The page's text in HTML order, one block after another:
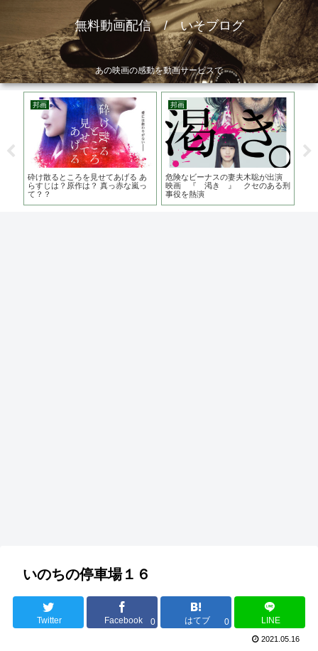
無料動画配信 / いそブログ
あの映画の感動を動画サービスで
邦画
砕け散るところを見せてあげる あ
らすじは？原作は？ 真っ赤な嵐っ
て？？
邦画
危険なビーナスの妻夫木聡が出演
映画 『 渇き 』 クセのある刑
事役を熱演
いのちの停車場１６
Twitter Facebook 0 はてブ 0 LINE
2021.05.16